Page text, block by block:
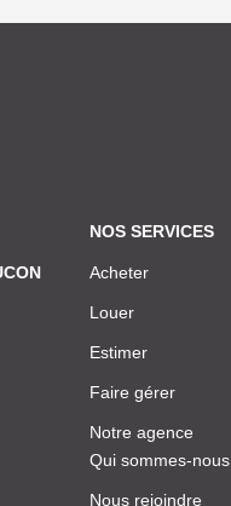
NOS SERVICES
Acheter
Louer
Estimer
Faire gérer
Notre agence
Qui sommes-nous
Nous rejoindre